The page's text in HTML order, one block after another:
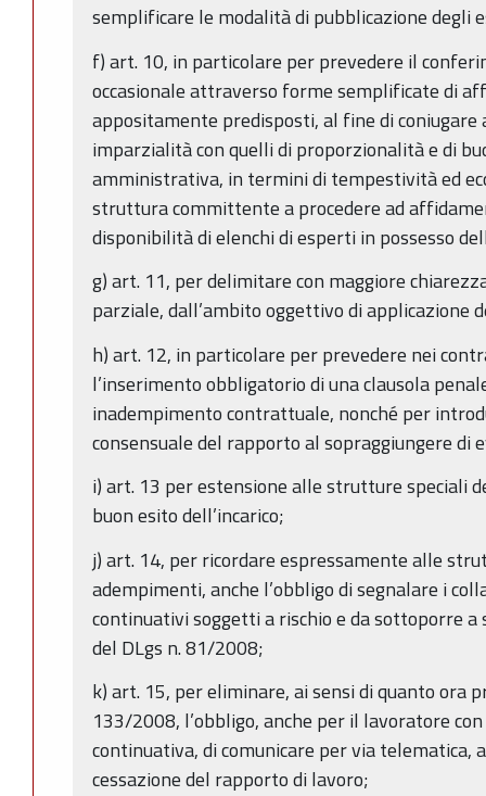
semplificare le modalità di pubblicazione degli
f) art. 10, in particolare per prevedere il
occasionale attraverso forme semplificate di
appositamente predisposti, al fine di coniugare
imparzialità con quelli di proporzionalità e di
amministrativa, in termini di tempestività ed
struttura committente a procedere ad
disponibilità di elenchi di esperti in possesso
g) art. 11, per delimitare con maggiore
parziale, dall’ambito oggettivo di applicazione
h) art. 12, in particolare per prevedere nei
l’inserimento obbligatorio di una clausola
inadempimento contrattuale, nonché per
consensuale del rapporto al sopraggiungere di
i) art. 13 per estensione alle strutture speciali
buon esito dell’incarico;
j) art. 14, per ricordare espressamente alle
adempimenti, anche l’obbligo di segnalare i
continuativi soggetti a rischio e da sottoporre
del DLgs n. 81/2008;
k) art. 15, per eliminare, ai sensi di quanto ora
133/2008, l’obbligo, anche per il lavoratore
continuativa, di comunicare per via telematica,
cessazione del rapporto di lavoro;